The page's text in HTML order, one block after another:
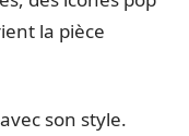
la pièce
son style.